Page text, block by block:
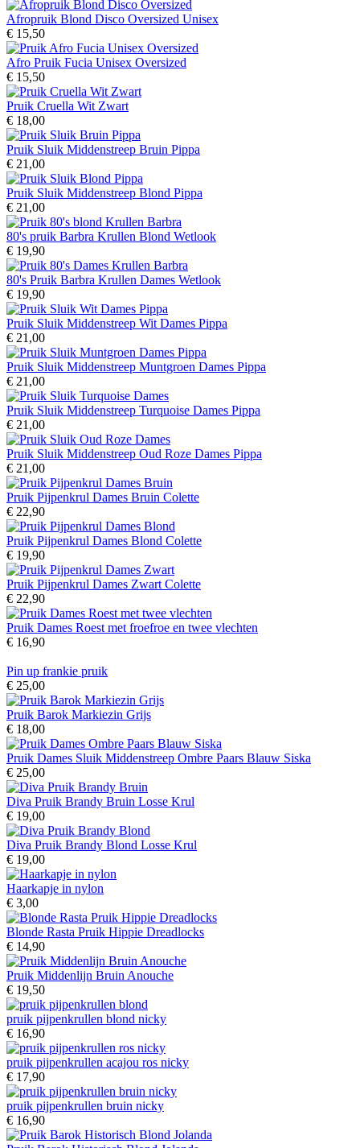
Afropruik Blond Disco Oversized Unisex
€ 15,50
Afro Pruik Fucia Unisex Oversized
€ 15,50
Pruik Cruella Wit Zwart
€ 18,00
Pruik Sluik Middenstreep Bruin Pippa
€ 21,00
Pruik Sluik Middenstreep Blond Pippa
€ 21,00
80's pruik Barbra Krullen Blond Wetlook
€ 19,90
80's Pruik Barbra Krullen Dames Wetlook
€ 19,90
Pruik Sluik Middenstreep Wit Dames Pippa
€ 21,00
Pruik Sluik Middenstreep Muntgroen Dames Pippa
€ 21,00
Pruik Sluik Middenstreep Turquoise Dames Pippa
€ 21,00
Pruik Sluik Middenstreep Oud Roze Dames Pippa
€ 21,00
Pruik Pijpenkrul Dames Bruin Colette
€ 22,90
Pruik Pijpenkrul Dames Blond Colette
€ 19,90
Pruik Pijpenkrul Dames Zwart Colette
€ 22,90
Pruik Dames Roest met froefroe en twee vlechten
€ 16,90
Pin up frankie pruik
€ 25,00
Pruik Barok Markiezin Grijs
€ 18,00
Pruik Dames Sluik Middenstreep Ombre Paars Blauw Siska
€ 25,00
Diva Pruik Brandy Bruin Losse Krul
€ 19,00
Diva Pruik Brandy Blond Losse Krul
€ 19,00
Haarkapje in nylon
€ 3,00
Blonde Rasta Pruik Hippie Dreadlocks
€ 14,90
Pruik Middenlijn Bruin Anouche
€ 19,50
pruik pijpenkrullen blond nicky
€ 16,90
pruik pijpenkrullen acajou ros nicky
€ 17,90
pruik pijpenkrullen bruin nicky
€ 16,90